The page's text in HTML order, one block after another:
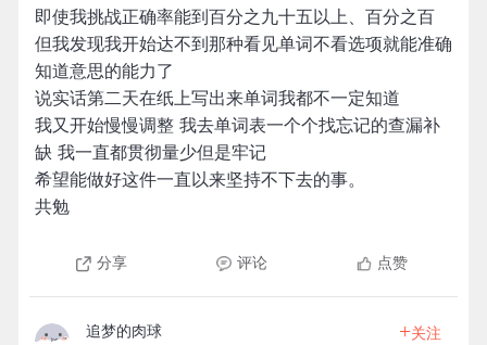
即使我挑战正确率能到百分之九十五以上、百分之百
但我发现我开始达不到那种看见单词不看选项就能准确
知道意思的能力了
说实话第二天在纸上写出来单词我都不一定知道
我又开始慢慢调整 我去单词表一个个找忘记的查漏补
缺 我一直都贯彻量少但是牢记
希望能做好这件一直以来坚持不下去的事。
共勉
分享 评论 点赞
追梦的肉球 +关注